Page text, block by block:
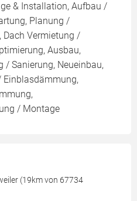
& Installation, Aufbau /
Planung /
Dach Vermietung /
Ausbau,
/ Sanierung, Neueinbau,
Einblasdämmung,
/ Montage
(19km von 67734